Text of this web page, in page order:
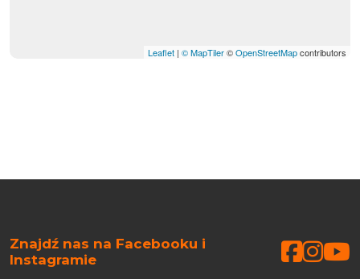
Leaflet | © MapTiler©OpenStreetMapcontributors
Znajdź nas na Facebooku i
Instagramie